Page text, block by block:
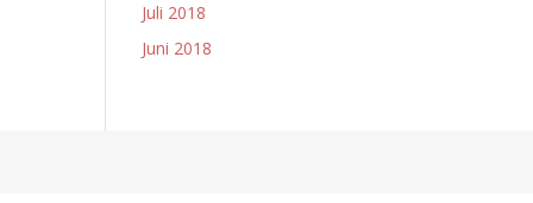
Juli 2018
Juni 2018